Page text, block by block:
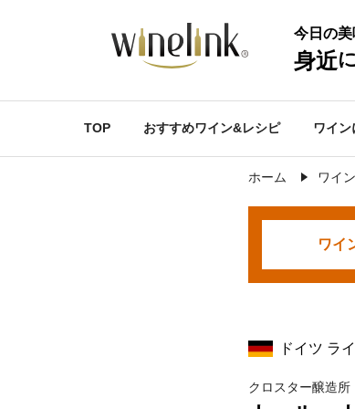
今日の美
身近に
TOP おすすめワイン&レシピ ワイン
ホーム ワイ
ワイ
ドイツ ラ
クロスター醸造所